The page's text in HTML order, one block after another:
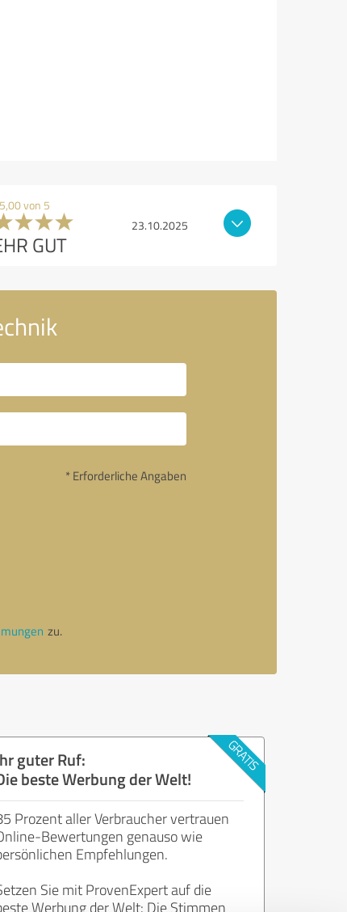
5,00 von 5
GUT
23.10.2025
* Erforderliche Angaben
zu.
guter Ruf:
beste Werbung der Welt!
Prozent aller Verbraucher vertrauen
Bewertungen genauso wie
Empfehlungen.
Sie mit ProvenExpert auf die
Werbung der Welt: Die Stimmen